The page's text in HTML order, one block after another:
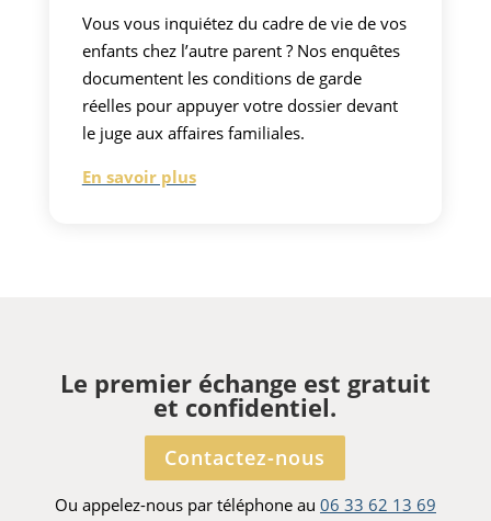
Vous vous inquiétez du cadre de vie de vos
enfants chez l’autre parent ? Nos enquêtes
documentent les conditions de garde
réelles pour appuyer votre dossier devant
le juge aux affaires familiales.
En savoir plus
Le premier échange est gratuit
et confidentiel.
Contactez-nous
Ou appelez-nous par téléphone au 06 33 62 13 69